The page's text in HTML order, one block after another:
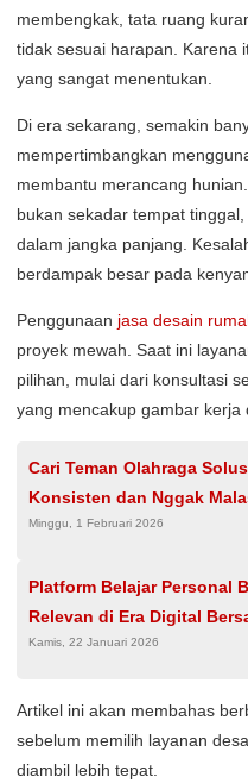
membengkak, tata ruang
tidak sesuai harapan. Karena
yang sangat menentukan.
Di era sekarang, semakin
mempertimbangkan
membantu merancang
bukan sekadar tempat
dalam jangka panjang.
berdampak besar pada
Penggunaan jasa desain
proyek mewah. Saat ini
pilihan, mulai dari konsultasi
yang mencakup gambar kerja
Cari Teman Olahraga
Konsisten dan Nggak
Minggu, 1 Februari 2026
Platform Belajar Personal
Relevan di Era Digital
Kamis, 22 Januari 2026
Artikel ini akan membahas
sebelum memilih layanan
diambil lebih tepat.